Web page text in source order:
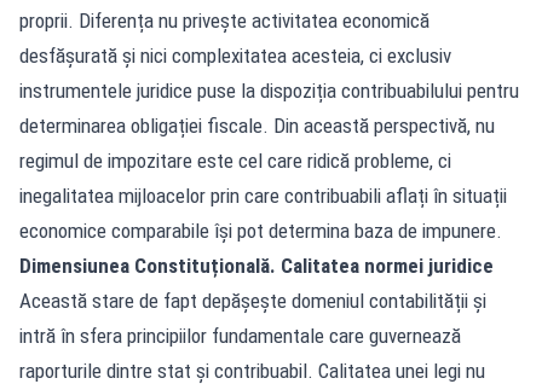
proprii. Diferența nu privește activitatea economică
desfășurată și nici complexitatea acesteia, ci exclusiv
instrumentele juridice puse la dispoziția contribuabilului pentru
determinarea obligației fiscale. Din această perspectivă, nu
regimul de impozitare este cel care ridică probleme, ci
inegalitatea mijloacelor prin care contribuabili aflați în situații
economice comparabile își pot determina baza de impunere.
Dimensiunea Constituțională. Calitatea normei juridice
Această stare de fapt depășește domeniul contabilității și
intră în sfera principiilor fundamentale care guvernează
raporturile dintre stat și contribuabil. Calitatea unei legi nu